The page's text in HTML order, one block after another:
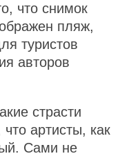
что снимок
пляж,
туристов
авторов
страсти
артисты, как
Сами не